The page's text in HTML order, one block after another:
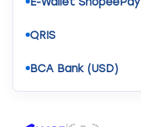
QRIS
BCA Bank (USD)